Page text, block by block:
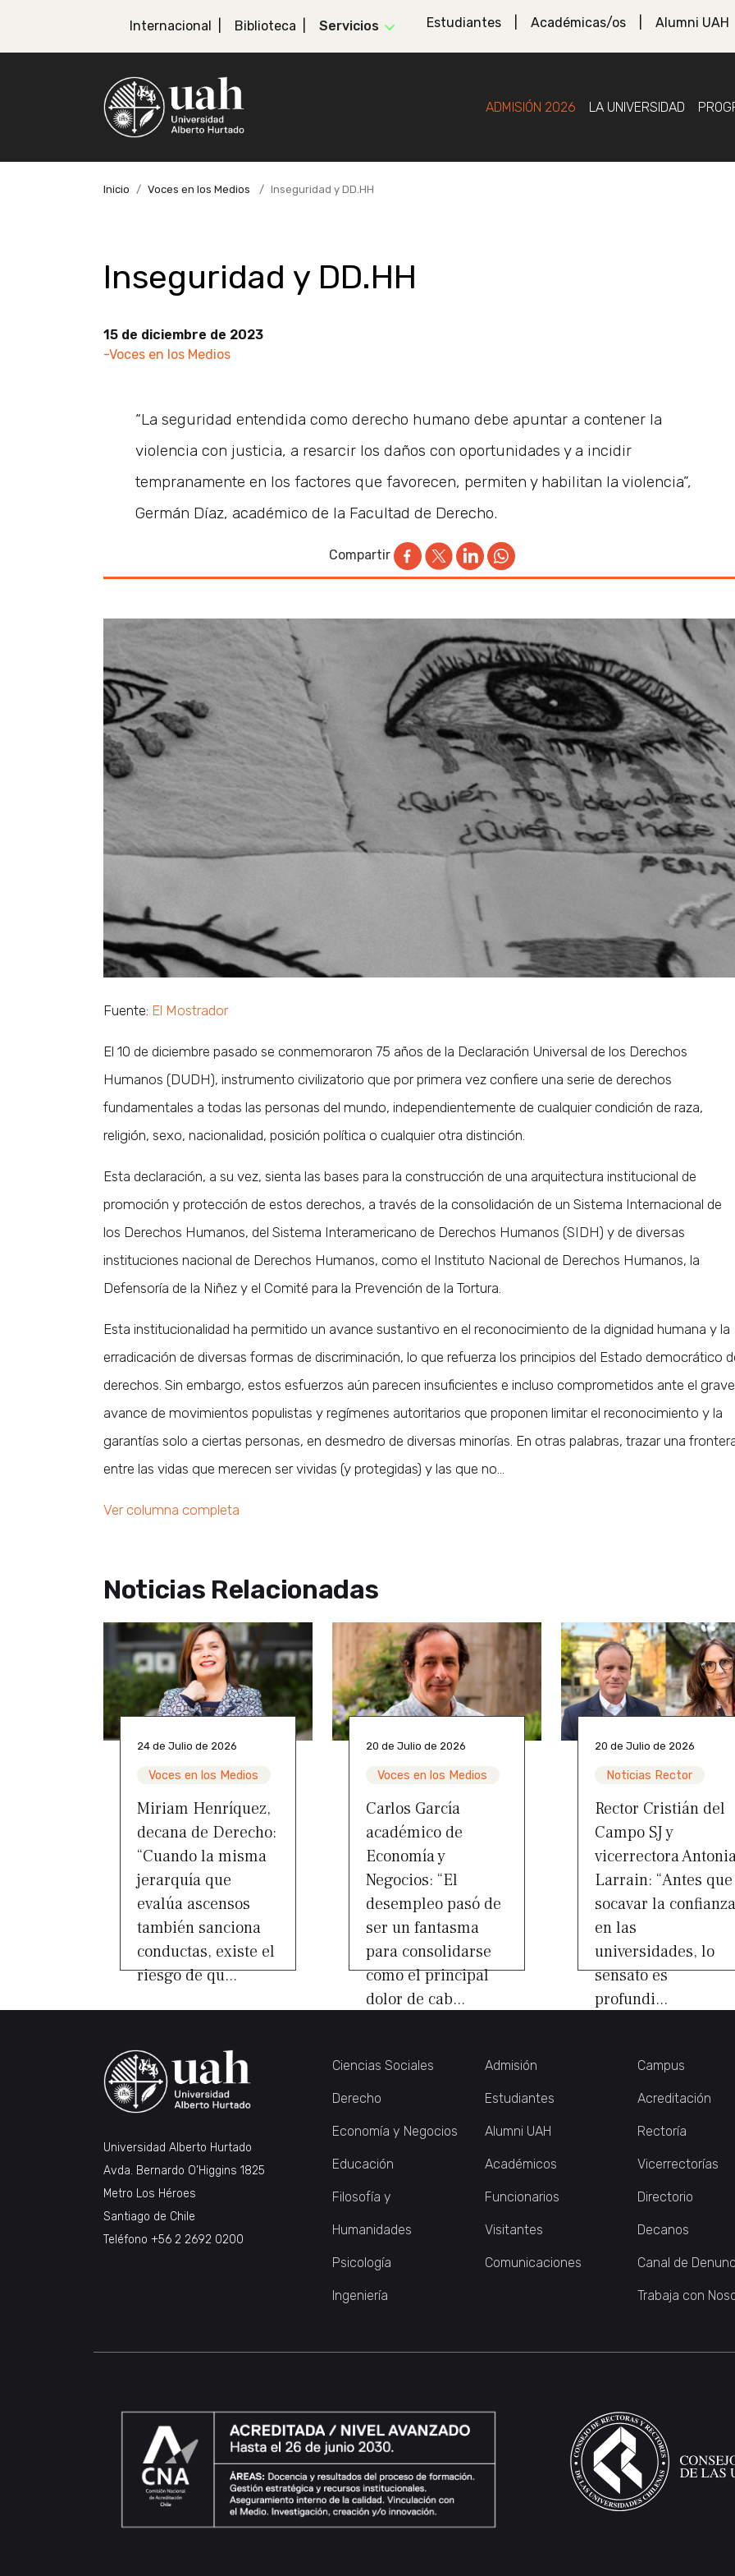
Internacional Biblioteca Servicios Estudiantes Académicas/os Alumni UAH
ADMISIÓN 2026 LA UNIVERSIDAD
Inicio Voces en los Medios Inseguridad y DD.HH
Inseguridad y DD.HH
15 de diciembre de 2023
-Voces en los Medios
“La seguridad entendida como derecho humano debe apuntar a contener la
violencia con justicia, a resarcir los daños con oportunidades y a incidir
tempranamente en los factores que favorecen, permiten y habilitan la violencia”,
Germán Díaz, académico de la Facultad de Derecho.
Compartir
Fuente: El Mostrador
El 10 de diciembre pasado se conmemoraron 75 años de la Declaración Universal de los Derechos
Humanos (DUDH), instrumento civilizatorio que por primera vez confiere una serie de derechos
fundamentales a todas las personas del mundo, independientemente de cualquier condición de raza,
religión, sexo, nacionalidad, posición política o cualquier otra distinción.
Esta declaración, a su vez, sienta las bases para la construcción de una arquitectura institucional de
promoción y protección de estos derechos, a través de la consolidación de un Sistema Internacional de
los Derechos Humanos, del Sistema Interamericano de Derechos Humanos (SIDH) y de diversas
instituciones nacional de Derechos Humanos, como el Instituto Nacional de Derechos Humanos, la
Defensoría de la Niñez y el Comité para la Prevención de la Tortura.
Esta institucionalidad ha permitido un avance sustantivo en el reconocimiento de la dignidad humana y la
erradicación de diversas formas de discriminación, lo que refuerza los principios del Estado democrático
derechos. Sin embargo, estos esfuerzos aún parecen insuficientes e incluso comprometidos ante el grave
avance de movimientos populistas y regímenes autoritarios que proponen limitar el reconocimiento y la
garantías solo a ciertas personas, en desmedro de diversas minorías. En otras palabras, trazar una
entre las vidas que merecen ser vividas (y protegidas) y las que no…
Ver columna completa
Noticias Relacionadas
24 de Julio de 2026
Voces en los Medios
Miriam Henríquez,
decana de Derecho:
“Cuando la misma
jerarquía que
evalúa ascensos
también sanciona
conductas, existe el
riesgo de qu...
20 de Julio de 2026
Voces en los Medios
Carlos García
académico de
Economía y
Negocios: “El
desempleo pasó de
ser un fantasma
para consolidarse
como el principal
dolor de cab...
20 de Julio de 2026
Noticias Rector
Rector Cristián del
Campo SJ y
vicerrectora
Larrain: “Antes que
socavar la confianza
en las
universidades, lo
sensato es
profundi...
Universidad Alberto Hurtado
Avda. Bernardo O’Higgins 1825
Metro Los Héroes
Santiago de Chile
Teléfono +56 2 2692 0200
Ciencias Sociales
Derecho
Economía y Negocios
Educación
Filosofía y
Humanidades
Psicología
Ingeniería
Admisión
Estudiantes
Alumni UAH
Académicos
Funcionarios
Visitantes
Comunicaciones
Campus
Acreditación
Rectoría
Vicerrectorías
Directorio
Decanos
Canal de
Trabaja con